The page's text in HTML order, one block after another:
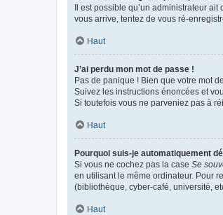
Il est possible qu’un administrateur
vous arrive, tentez de vous ré-
Haut
J’ai perdu mon mot de passe !
Pas de panique ! Bien que votre mot
Suivez les instructions énoncées et
Si toutefois vous ne parveniez pas à
Haut
Pourquoi suis-je automatiquement
Si vous ne cochez pas la case Se
en utilisant le même ordinateur. Pour
(bibliothèque, cyber-café, université,
Haut